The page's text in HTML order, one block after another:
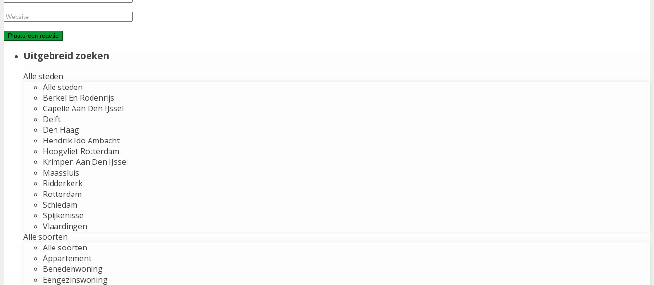
Uitgebreid zoeken
Alle steden
Alle steden
Berkel En Rodenrijs
Capelle Aan Den IJssel
Delft
Den Haag
Hendrik Ido Ambacht
Hoogvliet Rotterdam
Krimpen Aan Den IJssel
Maassluis
Ridderkerk
Rotterdam
Schiedam
Spijkenisse
Vlaardingen
Alle soorten
Alle soorten
Appartement
Benedenwoning
Eengezinswoning